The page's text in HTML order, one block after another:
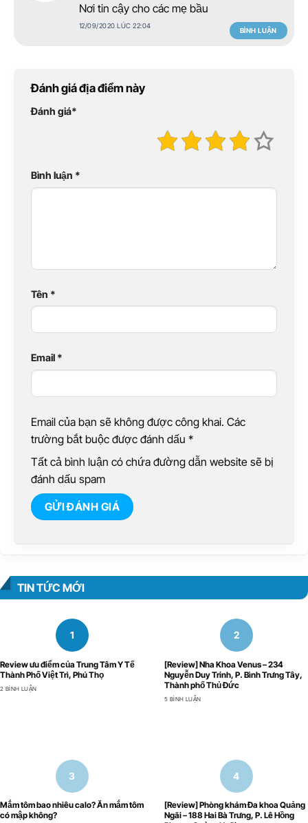
Nơi tin cậy cho các mẹ bầu
12/09/2020 LÚC 22:04
BÌNH LUẬN
Đánh giá địa điểm này
Đánh giá*
Bình luận *
Tên *
Email *
Email của bạn sẽ không được công khai. Các
trường bắt buộc được đánh dấu *
Tất cả bình luận có chứa đường dẫn website sẽ bị
đánh dấu spam
TIN TỨC MỚI
Review ưu điểm của Trung Tâm Y Tế
Thành Phố Việt Trì, Phú Thọ
2 BÌNH LUẬN
[Review] Nha Khoa Venus – 234
Nguyễn Duy Trinh, P. Bình Trưng Tây,
Thành phố Thủ Đức
5 BÌNH LUẬN
Mắm tôm bao nhiêu calo? Ăn mắm tôm
có mập không?
[Review] Phòng khám Đa khoa Quảng
Ngãi – 188 Hai Bà Trưng, P. Lê Hồng